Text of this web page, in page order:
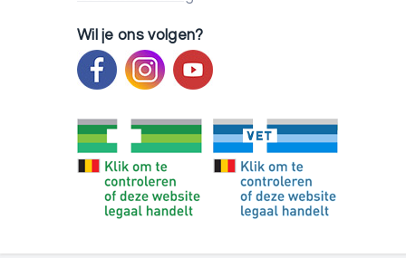
Wil je ons volgen?